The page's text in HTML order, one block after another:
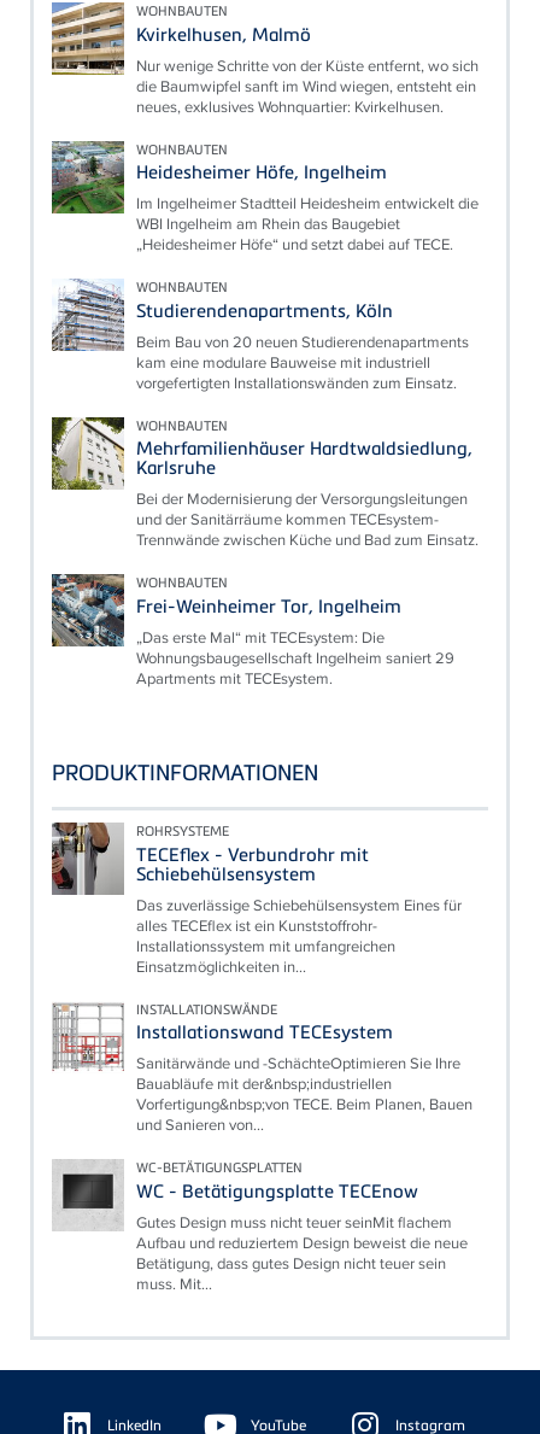
WOHNBAUTEN
Kvirkelhusen, Malmö
Nur wenige Schritte von der Küste entfernt, wo sich
die Baumwipfel sanft im Wind wiegen, entsteht ein
neues, exklusives Wohnquartier: Kvirkelhusen.
WOHNBAUTEN
Heidesheimer Höfe, Ingelheim
Im Ingelheimer Stadtteil Heidesheim entwickelt die
WBI Ingelheim am Rhein das Baugebiet
„Heidesheimer Höfe“ und setzt dabei auf TECE.
WOHNBAUTEN
Studierendenapartments, Köln
Beim Bau von 20 neuen Studierendenapartments
kam eine modulare Bauweise mit industriell
vorgefertigten Installationswänden zum Einsatz.
WOHNBAUTEN
Mehrfamilienhäuser Hardtwaldsiedlung,
Karlsruhe
Bei der Modernisierung der Versorgungsleitungen
und der Sanitärräume kommen TECEsystem-
Trennwände zwischen Küche und Bad zum Einsatz.
WOHNBAUTEN
Frei-Weinheimer Tor, Ingelheim
„Das erste Mal“ mit TECEsystem: Die
Wohnungsbaugesellschaft Ingelheim saniert 29
Apartments mit TECEsystem.
PRODUKTINFORMATIONEN
ROHRSYSTEME
TECEflex - Verbundrohr mit
Schiebehülsensystem
Das zuverlässige Schiebehülsensystem Eines für
alles TECEflex ist ein Kunststoffrohr-
Installationssystem mit umfangreichen
Einsatzmöglichkeiten in...
INSTALLATIONSWÄNDE
Installationswand TECEsystem
Sanitärwände und -SchächteOptimieren Sie Ihre
Bauabläufe mit der&nbsp;industriellen
Vorfertigung&nbsp;von TECE. Beim Planen, Bauen
und Sanieren von...
WC-BETÄTIGUNGSPLATTEN
WC - Betätigungsplatte TECEnow
Gutes Design muss nicht teuer seinMit flachem
Aufbau und reduziertem Design beweist die neue
Betätigung, dass gutes Design nicht teuer sein
muss. Mit...
Floating
Sidebar LinkedIn YouTube Instagram